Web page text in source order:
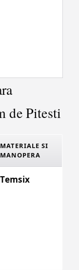
de Pitesti
MATERIALE SI
MANOPERA
Temsix